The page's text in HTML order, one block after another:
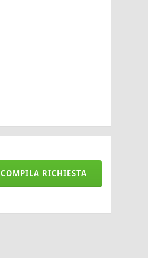
COMPILA RICHIESTA